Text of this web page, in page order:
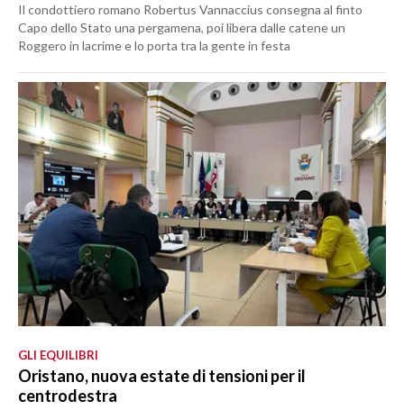
Il condottiero romano Robertus Vannaccius consegna al finto
Capo dello Stato una pergamena, poi libera dalle catene un
Roggero in lacrime e lo porta tra la gente in festa
GLI EQUILIBRI
Oristano, nuova estate di tensioni per il
centrodestra